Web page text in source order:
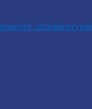
CulturăInterviuri